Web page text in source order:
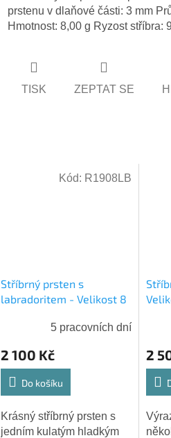
prstenu v dlaňové části: 3 mm
Hmotnost: 8,00 g Ryzost stříbra:
TISK ZEPTAT SE
Stříbrný prsten s
labradoritem - Velikost 8
5 pracovních dní
2 100 Kč
Do košíku
Krásný stříbrný prsten s
jedním kulatým hladkým
Kód: R1908LB
2